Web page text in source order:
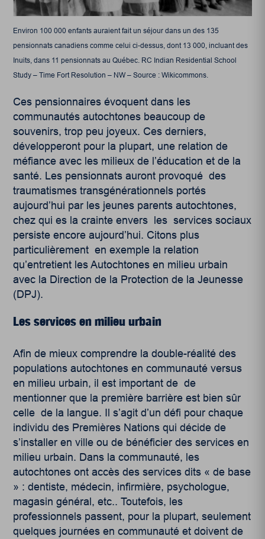
Environ 100 000 enfants auraient fait un séjour dans un des 135
pensionnats canadiens comme celui ci-dessus, dont 13 000, incluant des
Inuits, dans 11 pensionnats au Québec. RC Indian Residential School
Study – Time Fort Resolution – NW – Source : Wikicommons.
Ces pensionnaires évoquent dans les
communautés autochtones beaucoup de
souvenirs, trop peu joyeux. Ces derniers,
développeront pour la plupart, une relation de
méfiance avec les milieux de l’éducation et de la
santé. Les pensionnats auront provoqué des
traumatismes transgénérationnels portés
aujourd’hui par les jeunes parents autochtones,
chez qui es la crainte envers les services sociaux
persiste encore aujourd’hui. Citons plus
particulièrement en exemple la relation
qu’entretient les Autochtones en milieu urbain
avec la Direction de la Protection de la Jeunesse
(DPJ).
Les services en milieu urbain
Afin de mieux comprendre la double-réalité des
populations autochtones en communauté versus
en milieu urbain, il est important de de
mentionner que la première barrière est bien sûr
celle de la langue. Il s’agit d’un défi pour chaque
individu des Premières Nations qui décide de
s’installer en ville ou de bénéficier des services en
milieu urbain. Dans la communauté, les
autochtones ont accès des services dits « de base
» : dentiste, médecin, infirmière, psychologue,
magasin général, etc.. Toutefois, les
professionnels passent, pour la plupart, seulement
quelques journées en communauté et doivent de